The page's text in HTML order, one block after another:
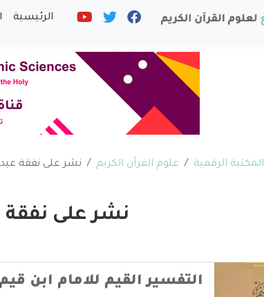
الرئيسية
المكتبة الرقمية علوم القرآن الكريم نشر على نفقة عبد
نشر على نفقة
التفسير القيم للامام ابن قيم